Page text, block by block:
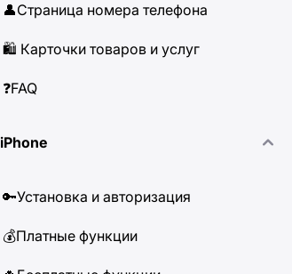
👤Страница номера телефона
🛍 ️ Карточки товаров и услуг
❓FAQ
iPhone
🔑Установка и авторизация
💰Платные функции